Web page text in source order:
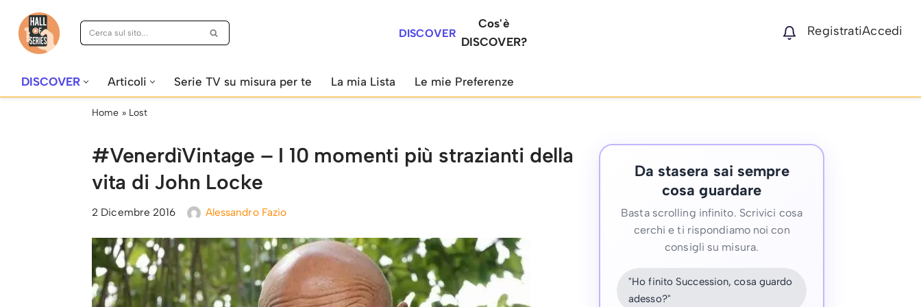
Vai
DISCOVER
Cos'è
DISCOVER?
RegistratiAccedi
DISCOVER Articoli Serie TV su misura per te La mia Lista Le mie Preferenze
Home » Lost
#VenerdìVintage – I 10 momenti più strazianti della
vita di John Locke
2 Dicembre 2016 Alessandro Fazio
Da stasera sai sempre
cosa guardare
Basta scrolling infinito. Scrivici cosa
cerchi e ti rispondiamo noi con
consigli su misura.
"Ho finito Succession, cosa guardo
adesso?"